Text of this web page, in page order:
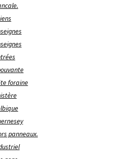
foraine
panneaux.